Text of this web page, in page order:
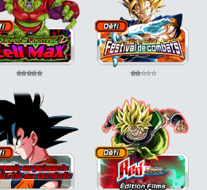
⭐⭐⭐⭐⭐ ⭐⭐⭐⭐⭐